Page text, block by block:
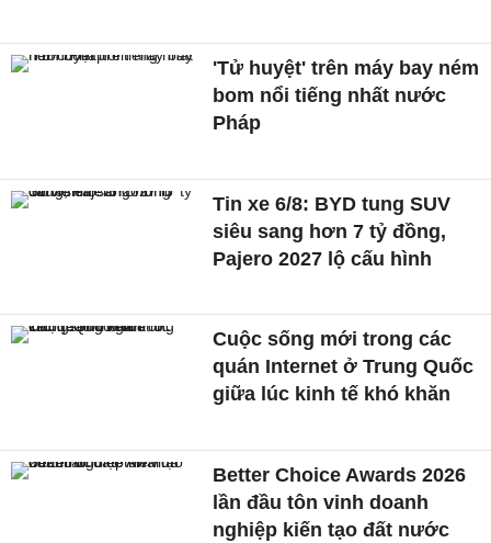
'Tử huyệt' trên máy bay ném
bom nổi tiếng nhất nước
Pháp
Tin xe 6/8: BYD tung SUV
siêu sang hơn 7 tỷ đồng,
Pajero 2027 lộ cấu hình
Cuộc sống mới trong các
quán Internet ở Trung Quốc
giữa lúc kinh tế khó khăn
Better Choice Awards 2026
lần đầu tôn vinh doanh
nghiệp kiến tạo đất nước